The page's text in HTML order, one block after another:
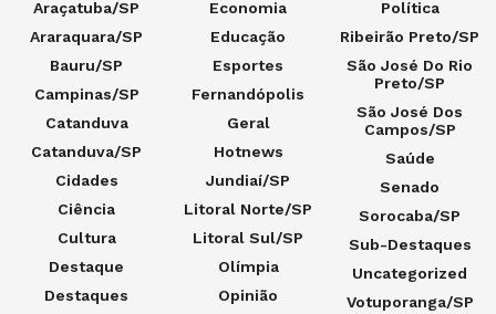
Araçatuba/SP
Araraquara/SP
Bauru/SP
Campinas/SP
Catanduva
Catanduva/SP
Cidades
Ciência
Cultura
Destaque
Destaques
Economia
Educação
Esportes
Fernandópolis
Geral
Hotnews
Jundiaí/SP
Litoral Norte/SP
Litoral Sul/SP
Olímpia
Opinião
Política
Ribeirão Preto/SP
São José Do Rio
Preto/SP
São José Dos
Campos/SP
Saúde
Senado
Sorocaba/SP
Sub-Destaques
Uncategorized
Votuporanga/SP